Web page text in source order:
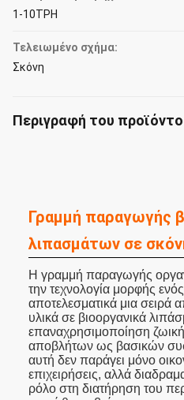
1-10TPH
Τελειωμένο σχήμα:
Σκόνη
Περιγραφή του
Γραμμή παραγωγής
λιπασμάτων σε
Η γραμμή παραγωγής
την τεχνολογία μορφής
αποτελεσματικά μια σειρά
υλικά σε βιοοργανικά
επαναχρησιμοποίηση
αποβλήτων ως βασικών
αυτή δεν παράγει μόνο
επιχειρήσεις, αλλά
ρόλο στη διατήρηση του